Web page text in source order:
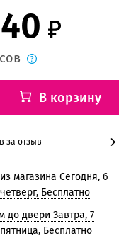
В корзину
за отзыв
магазина Сегодня, 6
Бесплатно
до двери Завтра, 7
Бесплатно